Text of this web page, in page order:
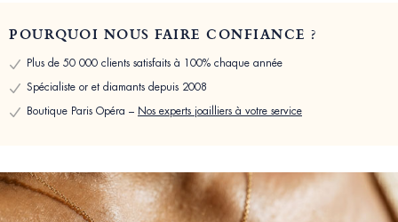
POURQUOI NOUS FAIRE CONFIANCE ?
Plus de 50 000 clients satisfaits à 100% chaque année
Spécialiste or et diamants depuis 2008
Boutique Paris Opéra – Nos experts joailliers à votre service